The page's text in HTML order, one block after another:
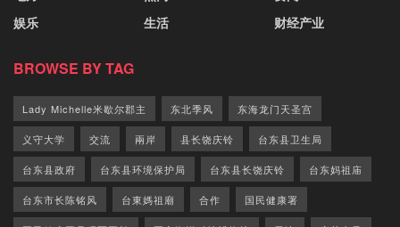
娱乐
生活
财经产业
BROWSE BY TAG
Lady Michelle米歇尔郡主 东北季风 东海龙门天圣宫
义守大学 交流 兩岸 县长饶庆铃 台东县卫生局
台东县政府 台东县环境保护局 台东县长饶庆铃 台东妈祖庙
台东市长陈铭风 台東媽祖廟 合作 国民健康署